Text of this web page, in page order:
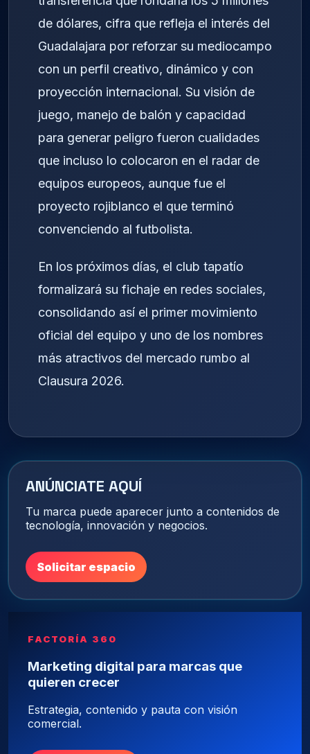
de dólares, cifra que refleja el interés del
Guadalajara por reforzar su mediocampo
con un perfil creativo, dinámico y con
proyección internacional. Su visión de
juego, manejo de balón y capacidad
para generar peligro fueron cualidades
que incluso lo colocaron en el radar de
equipos europeos, aunque fue el
proyecto rojiblanco el que terminó
convenciendo al futbolista.
En los próximos días, el club tapatío
formalizará su fichaje en redes sociales,
consolidando así el primer movimiento
oficial del equipo y uno de los nombres
más atractivos del mercado rumbo al
Clausura 2026.
ANÚNCIATE AQUÍ
Tu marca puede aparecer junto a contenidos de
tecnología, innovación y negocios.
Solicitar espacio
FACTORÍA 360
Marketing digital para marcas que
quieren crecer
Estrategia, contenido y pauta con visión
comercial.